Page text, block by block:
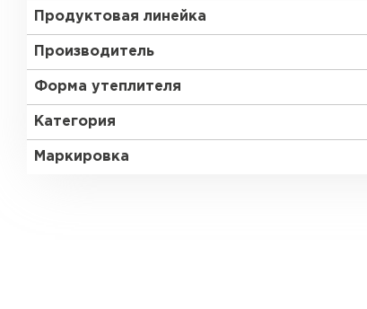
Продуктовая линейка
Производитель
Форма утеплителя
Категория
Маркировка
Утеплитель Isover
ПЕРЕЙТИ
Утеплитель Брит
Утеплитель Basfiber